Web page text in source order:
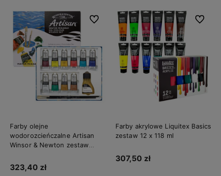
Farby olejne
wodorozcieńczalne Artisan
Winsor & Newton zestaw
323,40 zł
Do ulubionych
Farby akrylowe Liquitex Basics
zestaw 12 x 118 ml
307,50 zł
Do